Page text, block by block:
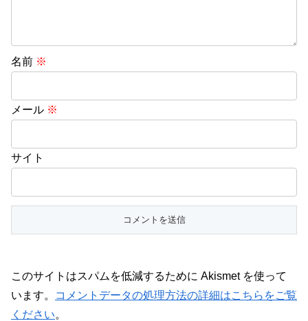
名前 ※
メール ※
サイト
このサイトはスパムを低減するために Akismet を使って
います。
コメントデータの処理方法の詳細はこちらをご覧
ください。